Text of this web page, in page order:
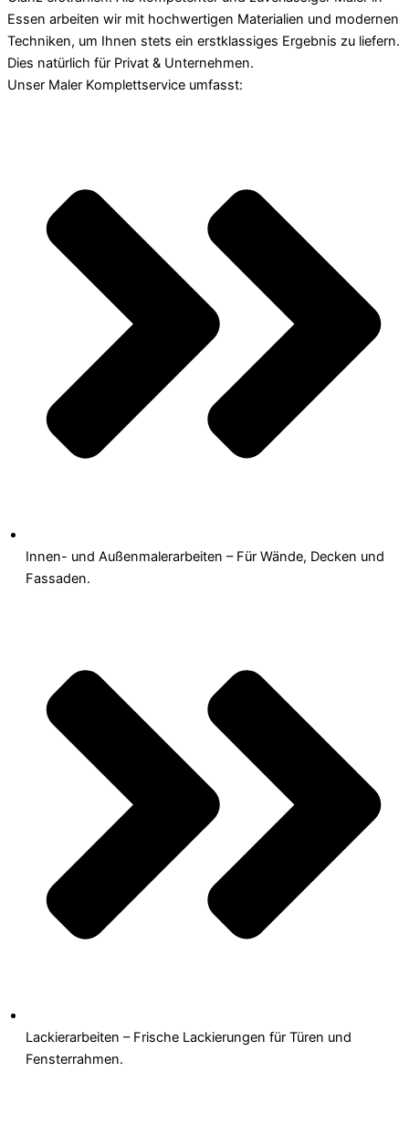
Essen arbeiten wir mit hochwertigen Materialien und modernen
Techniken, um Ihnen stets ein erstklassiges Ergebnis zu liefern.
Dies natürlich für Privat & Unternehmen.
Unser Maler Komplettservice umfasst:
Innen- und Außenmalerarbeiten – Für Wände, Decken und
Fassaden.
Lackierarbeiten – Frische Lackierungen für Türen und
Fensterrahmen.